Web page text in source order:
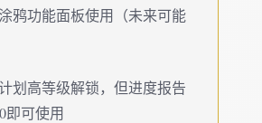
鸦功能面板使用（未来可能
划高等级解锁，但进度报告
即可使用